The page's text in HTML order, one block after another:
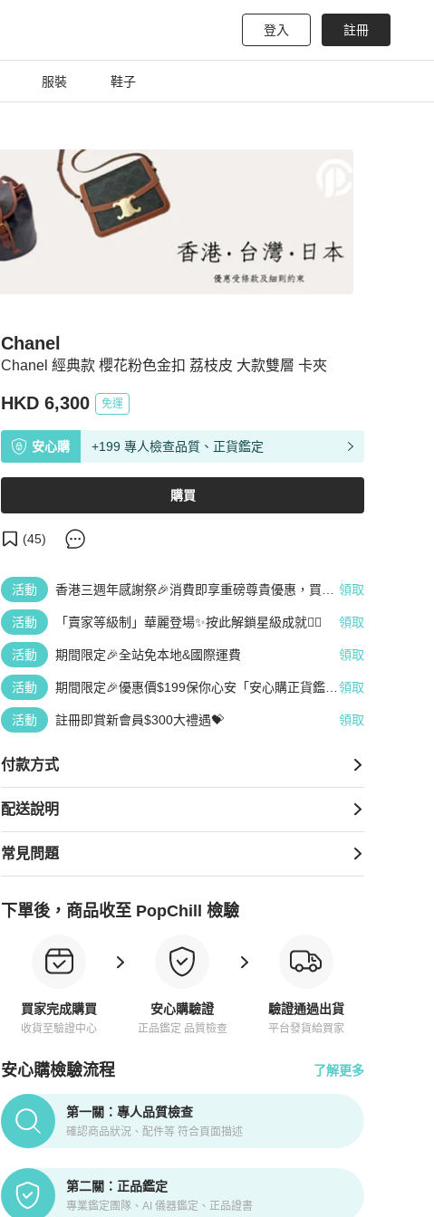
登入 註冊
服裝 鞋子
Chanel 經典款 櫻花粉色金扣 荔枝皮 大款雙層 卡夾
Chanel
HKD 6,300 免運
安心購 +199 專人檢查品質、正貨鑑定
購買
(45)
活動
香港三週年感謝祭🎉消費即享重磅尊貴優惠，買越
領取
活動 「賣家等級制」華麗登場✨按此解鎖星級成就👆🏻 領取
活動 期間限定🎉全站免本地&國際運費 領取
活動
期間限定🎉優惠價$199保你心安「安心購正貨鑑
領取
活動 註冊即賞新會員$300大禮遇💝 領取
付款方式
配送說明
常見問題
下單後，商品收至 PopChill 檢驗
買家完成購買
收貨至驗證中心
安心購驗證
正品鑑定 品質檢查
驗證通過出貨
平台發貨給買家
安心購檢驗流程 了解更多
PopChill拍拍圈正品驗證、安心購檢驗流程介紹
第一關：專人品質檢查
確認商品狀況、配件等 符合頁面描述
第二關：正品鑑定
專業鑑定團隊、AI 儀器鑑定、正品證書